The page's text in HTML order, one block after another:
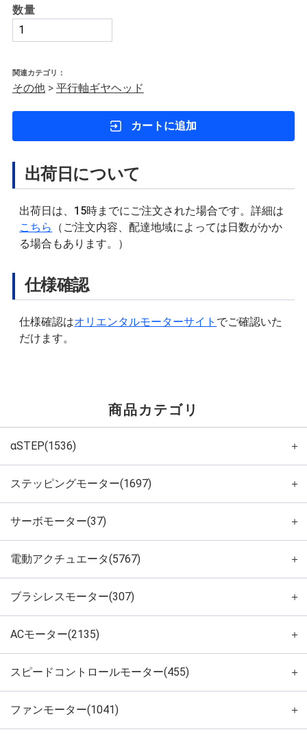
数量
関連カテゴリ：
その他> 平行軸ギヤヘッド
カートに追加
出荷日について
出荷日は、15時までにご注文された場合です。詳細は
こちら
（ご注文内容、配達地域によっては日数がかか
る場合もあります。）
仕様確認
仕様確認はオリエンタルモーターサイト でご確認いた
だけます。
商品カテゴリ
αSTEP(1536) ＋
ステッピングモーター(1697) ＋
サーボモーター(37) ＋
電動アクチュエータ(5767) ＋
ブラシレスモーター(307) ＋
ACモーター(2135) ＋
スピードコントロールモーター(455) ＋
ファンモーター(1041) ＋